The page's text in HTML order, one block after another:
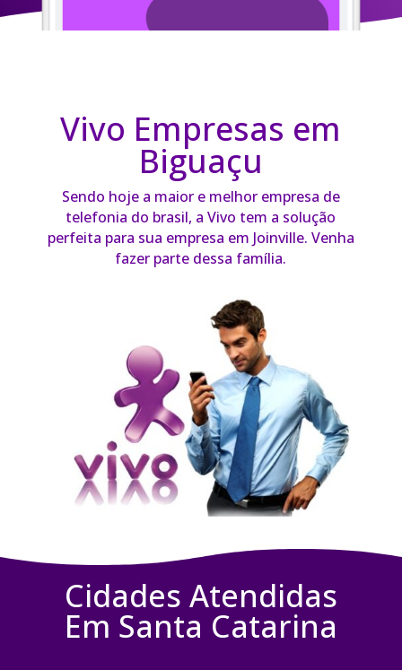
Vivo Empresas em
Biguaçu
Sendo hoje a maior e melhor empresa de
telefonia do brasil, a Vivo tem a solução
perfeita para sua empresa em Joinville. Venha
fazer parte dessa família.
Cidades Atendidas
Em Santa Catarina